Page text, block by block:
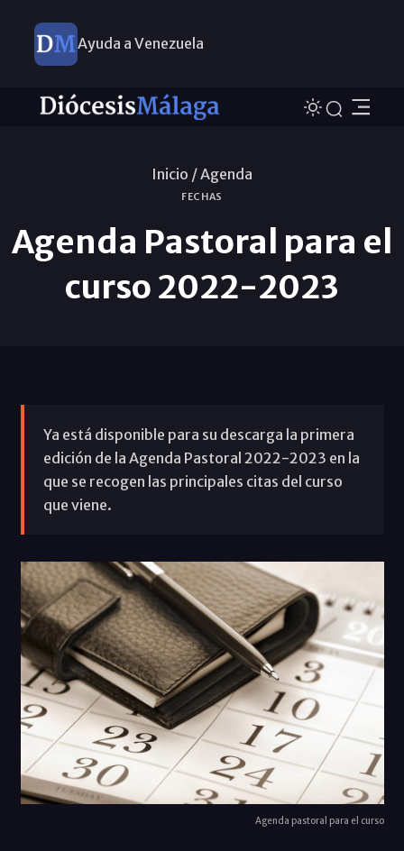
Ayuda a Venezuela
Inicio /Agenda
FECHAS
Agenda Pastoral para el
curso 2022-2023
Ya está disponible para su descarga la primera
edición de la Agenda Pastoral 2022-2023 en la
que se recogen las principales citas del curso
que viene.
Agenda pastoral para el curso